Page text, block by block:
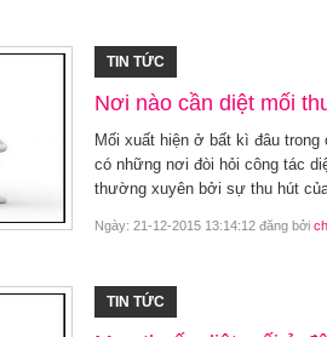
TIN TỨC
Nơi nào cần diệt mối
Mối xuất hiện ở bất kì đâu
có những nơi đòi hỏi công tác
thường xuyên bởi sự thu hút
Ngày: 21-12-2015 13:14:12 đăng bởi
TIN TỨC